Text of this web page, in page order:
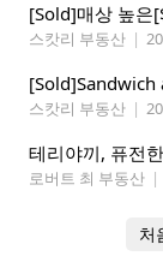
[Sold]매상 높은
스캇리 부동산 |
스캇리 부동산 |
테리야끼, 퓨전
로버트 최 부동산 |
처